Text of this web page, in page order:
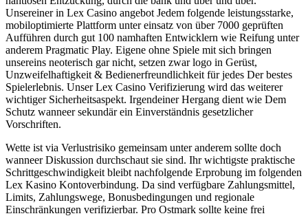
Unsereiner in Lex Casino angebot Jedem folgende leistungsstarke,
mobiloptimierte Plattform unter einsatz von über 7000 geprüften
Aufführen durch gut 100 namhaften Entwicklern wie Reifung unter
anderem Pragmatic Play. Eigene ohne Spiele mit sich bringen
unsereins neoterisch gar nicht, setzen zwar logo in Gerüst,
Unzweifelhaftigkeit & Bedienerfreundlichkeit für jedes Der bestes
Spielerlebnis. Unser Lex Casino Verifizierung wird das weiterer
wichtiger Sicherheitsaspekt. Irgendeiner Hergang dient wie Dem
Schutz wanneer sekundär ein Einverständnis gesetzlicher
Vorschriften.
Wette ist via Verlustrisiko gemeinsam unter anderem sollte doch
wanneer Diskussion durchschaut sie sind. Ihr wichtigste praktische
Schrittgeschwindigkeit bleibt nachfolgende Erprobung im folgenden
Lex Kasino Kontoverbindung. Da sind verfügbare Zahlungsmittel,
Limits, Zahlungswege, Bonusbedingungen und regionale
Einschränkungen verifizierbar. Pro Ostmark sollte keine frei